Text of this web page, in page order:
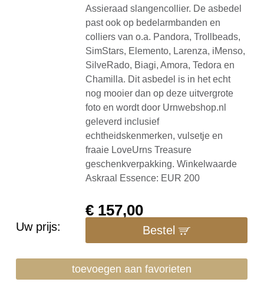
Assieraad slangencollier. De asbedel
past ook op bedelarmbanden en
colliers van o.a. Pandora, Trollbeads,
SimStars, Elemento, Larenza, iMenso,
SilveRado, Biagi, Amora, Tedora en
Chamilla. Dit asbedel is in het echt
nog mooier dan op deze uitvergrote
foto en wordt door Urnwebshop.nl
geleverd inclusief
echtheidskenmerken, vulsetje en
fraaie LoveUrns Treasure
geschenkverpakking. Winkelwaarde
Askraal Essence: EUR 200
Uw prijs:
€ 157,00
Bestel
toevoegen aan favorieten